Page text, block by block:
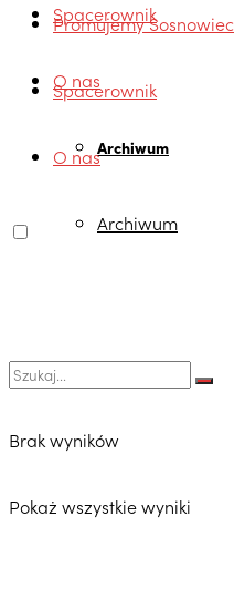
Spacerownik
O nas
Archiwum
Promujemy Sosnowiec
Spacerownik
O nas
Archiwum
Brak wyników
Pokaż wszystkie wyniki